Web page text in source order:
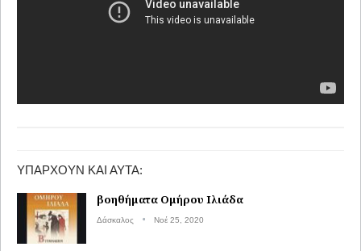
ΥΠΆΡΧΟΥΝ ΚΑΙ ΑΥΤΆ:
βοηθήματα Ομήρου Ιλιάδα
Δάσκαλος Νοέ 25, 2020